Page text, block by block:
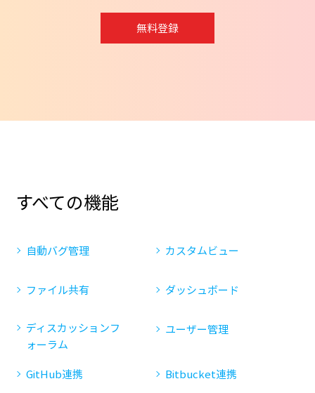
無料登録
すべての機能
自動バグ管理 カスタムビュー
ファイル共有 ダッシュボード
ディスカッションフ
ォーラム
ユーザー管理
GitHub連携 Bitbucket連携